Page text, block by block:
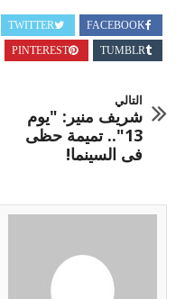
FACEBOOK
TWITTER
TUMBLR
PINTEREST
التالي
شريف منير: "يوم
13".. تميمة حظى
فى السينما!